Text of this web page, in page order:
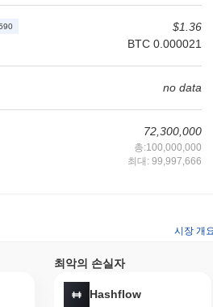
$1.36
BTC 0.000021
no data
72,300,000
총:100,000,000
최대: 99,997,666
대한 보상을 제공할 수 있습니다. 또한,
용될 수 있어 보유자가 생태계의 미래
치는 제안에 투표할 수 있습니다. 개발자
여 거래와 상호작용을 촉진하는 지갑
히 활동적이거나 관련성이 있나
에 상장되어 있어 지속적인 시장 존재와
또한, Shitcoin (TON)은 거버넌스 제안과
속 소통하고 있습니다. 이러한 활동은
과 플랫폼에서 통합 및 사용을 유지하면
지속적인 관련성을 강조합니다.
시장 개
최악의 손실자
Hashflow